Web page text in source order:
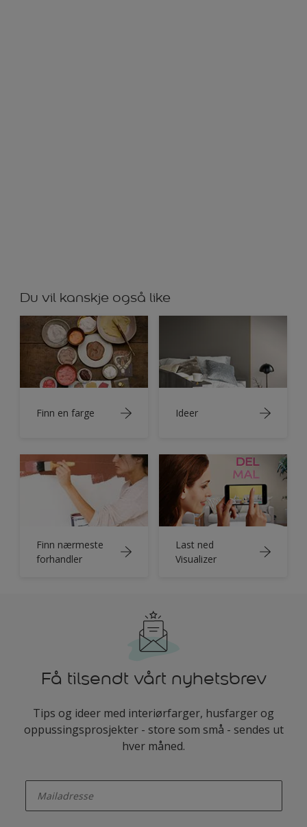
Du vil kanskje også like
Finn en farge Ideer
Finn nærmeste
forhandler
Last ned
Visualizer
Få tilsendt vårt nyhetsbrev
Tips og ideer med interiørfarger, husfarger og
oppussingsprosjekter - store som små - sendes ut
hver måned.